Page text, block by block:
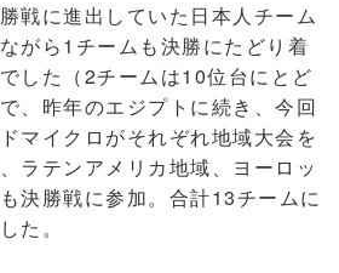
戦に進出していた日本人チーム
がら1チームも決勝にたどり着
した（2チームは10位台にとど
、昨年のエジプトに続き、今回
マイクロがそれぞれ地域大会を
ラテンアメリカ地域、ヨーロッ
決勝戦に参加。合計13チームに
た。